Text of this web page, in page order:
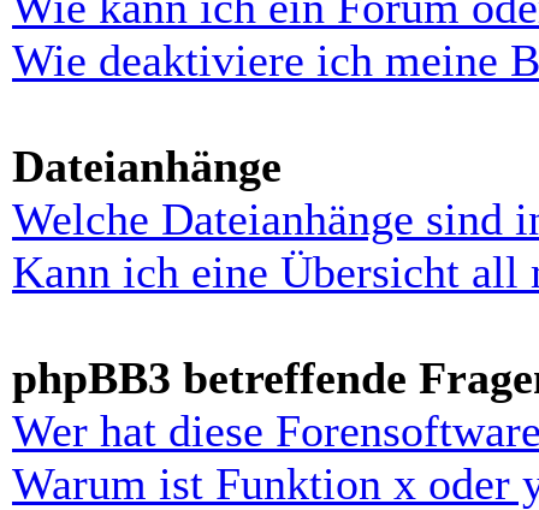
Wie deaktiviere ich meine
Dateianhänge
Welche Dateianhänge sind
Kann ich eine Übersicht all
phpBB3 betreffende
Wer hat diese
Warum ist Funktion x oder